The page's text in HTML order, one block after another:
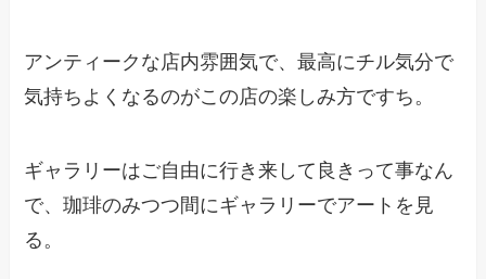
アンティークな店内雰囲気で、最高にチル気分で
気持ちよくなるのがこの店の楽しみ方ですち。
ギャラリーはご自由に行き来して良きって事なん
で、珈琲のみつつ間にギャラリーでアートを見
る。